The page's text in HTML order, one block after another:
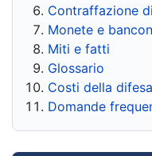
Contraffazione
Monete e
Miti e fatti
Glossario
Costi della difesa
Domande